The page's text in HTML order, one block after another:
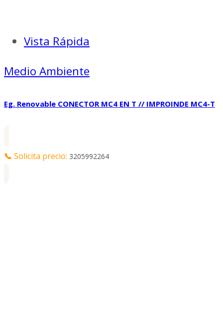
Vista Rápida
Medio Ambiente
Eg. Renovable CONECTOR MC4 EN T // IMPROINDE MC4-T
📞 Solicita precio: 3205992264